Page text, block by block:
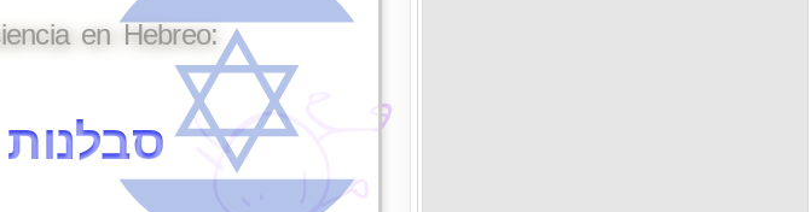
en Hebreo:
סבלנות